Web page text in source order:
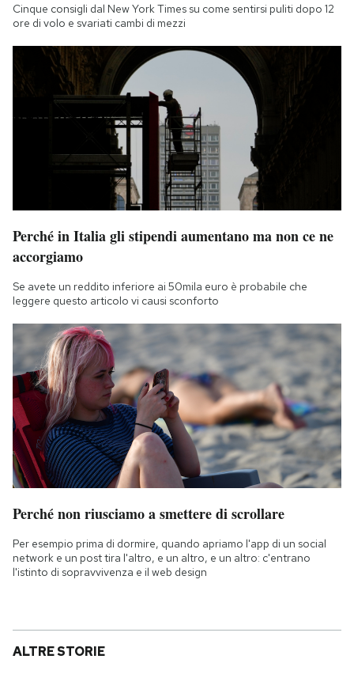
Cinque consigli dal New York Times su come sentirsi puliti dopo 12
ore di volo e svariati cambi di mezzi
Perché in Italia gli stipendi aumentano ma non ce ne
accorgiamo
Se avete un reddito inferiore ai 50mila euro è probabile che
leggere questo articolo vi causi sconforto
Perché non riusciamo a smettere di scrollare
Per esempio prima di dormire, quando apriamo l'app di un social
network e un post tira l'altro, e un altro, e un altro: c'entrano
l'istinto di sopravvivenza e il web design
ALTRE STORIE